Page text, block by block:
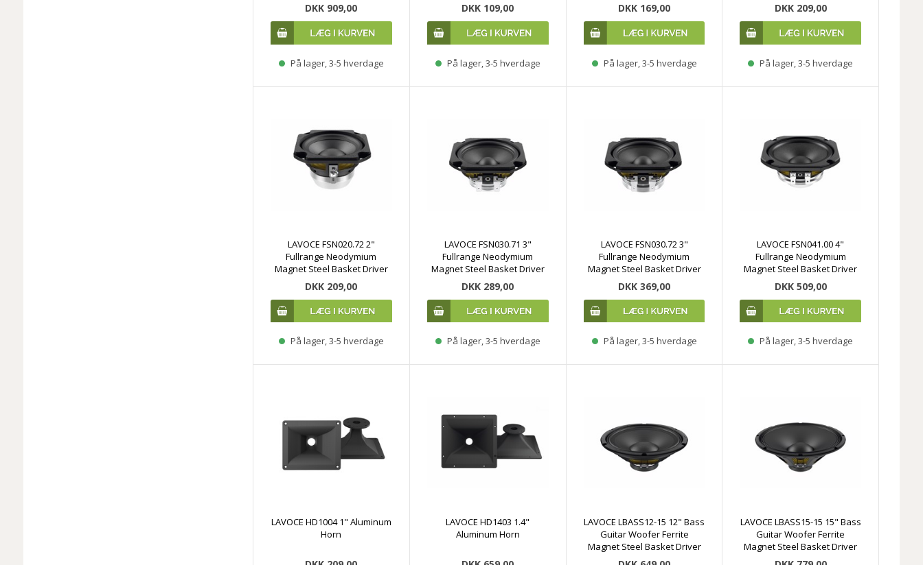
DKK 909,00
På lager, 3-5 hverdage
DKK 109,00
På lager, 3-5 hverdage
DKK 169,00
På lager, 3-5 hverdage
DKK 209,00
På lager, 3-5 hverdage
LAVOCE FSN020.72 2"
Fullrange Neodymium
Magnet Steel Basket Driver
DKK 209,00
På lager, 3-5 hverdage
LAVOCE FSN030.71 3"
Fullrange Neodymium
Magnet Steel Basket Driver
DKK 289,00
På lager, 3-5 hverdage
LAVOCE FSN030.72 3"
Fullrange Neodymium
Magnet Steel Basket Driver
DKK 369,00
På lager, 3-5 hverdage
LAVOCE FSN041.00 4"
Fullrange Neodymium
Magnet Steel Basket Driver
DKK 509,00
På lager, 3-5 hverdage
LAVOCE HD1004 1" Aluminum
Horn
LAVOCE HD1403 1.4"
Aluminum Horn
LAVOCE LBASS12-15 12" Bass
Guitar Woofer Ferrite
Magnet Steel Basket Driver
LAVOCE LBASS15-15 15" Bass
Guitar Woofer Ferrite
Magnet Steel Basket Driver